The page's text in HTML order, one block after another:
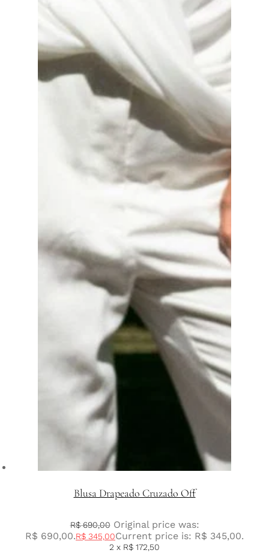
Blusa Drapeado Cruzado Off
R$690,00 Original price was:
R$ 690,00.R$ 345,00Current price is: R$ 345,00.
2 x R$ 172,50